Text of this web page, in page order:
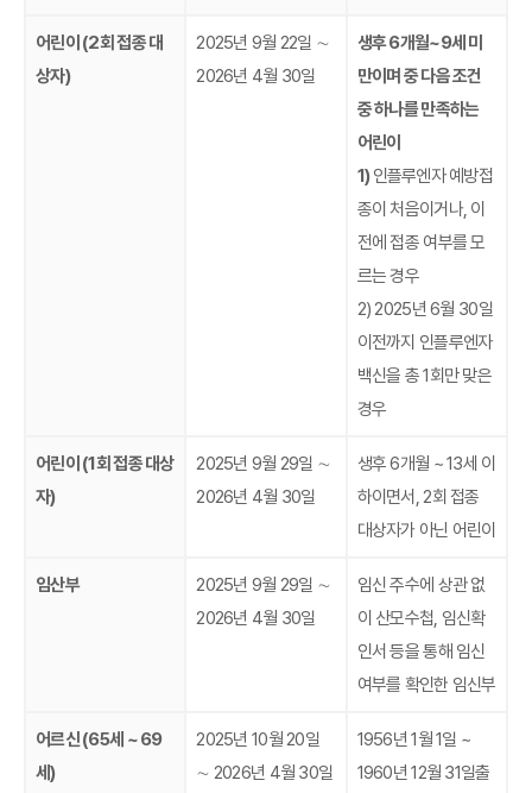
어린이 (2회 접종 대
상자)
2025년 9월 22일 ∼
2026년 4월 30일
생후 6개월~9세 미
만이며 중 다음 조건
중 하나를 만족하는
어린이
1)인플루엔자 예방접
종이 처음이거나, 이
전에 접종 여부를 모
르는 경우
2) 2025년 6월 30일
이전까지 인플루엔자
백신을 총 1회만 맞은
경우
어린이 (1회 접종 대상
자)
2025년 9월 29일 ∼
2026년 4월 30일
생후 6개월 ~ 13세 이
하이면서, 2회 접종
대상자가 아닌 어린이
임산부
2025년 9월 29일 ∼
2026년 4월 30일
임신 주수에 상관 없
이 산모수첩, 임신확
인서 등을 통해 임신
여부를 확인한 임신부
어르신 (65세 ~ 69
세)
2025년 10월 20일
∼ 2026년 4월 30일
1956년 1월 1일 ~
1960년 12월 31일출